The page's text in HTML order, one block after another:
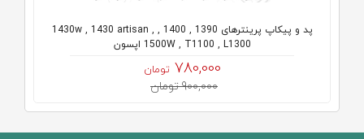
پد و پیکاپ پرینترهای 1390 , 1400 , 1430w , 1430 artisan ,
1500W , T1100 , L1300 اپسون
780,000 تومان
900,000 تومان